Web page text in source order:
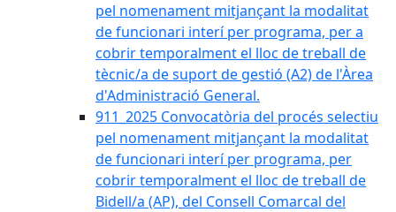
pel nomenament mitjançant la modalitat
de funcionari interí per programa, per a
cobrir temporalment el lloc de treball de
tècnic/a de suport de gestió (A2) de l'Àrea
d'Administració General.
911_2025 Convocatòria del procés selectiu
pel nomenament mitjançant la modalitat
de funcionari interí per programa, per
cobrir temporalment el lloc de treball de
Bidell/a (AP), del Consell Comarcal del